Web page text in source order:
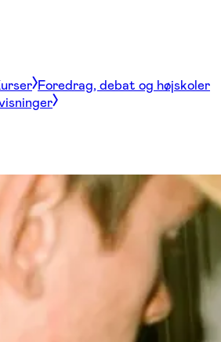
Foredrag, debat og højskoler